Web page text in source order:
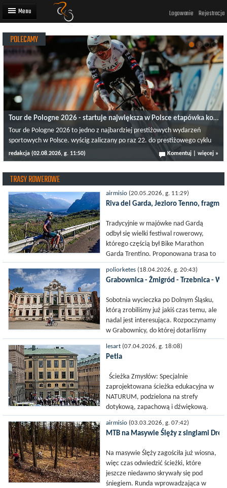
Logowanie Rejestracja
Artykuły
Trasy rowerowe
Wyścigi rowerowe
Użytkownicy
Dodaj
POLECAMY
Tour de Pologne 2026 - startuje największa w Polsce etapówka kolarska
Tour de Pologne 2026 to jedno z najbardziej prestiżowych wydarzeń
sportowych w Polsce. wyścig zaliczany po raz 22. do prestiżowego cyklu
UCI World Tour. Już wkrótce kolarze z całego globu ponownie zmierzą się
na trasach dookoła naszego kraju. Jeśli jesteś spragniony emocji
sportowych w środku lata i pięknych krajobrazów, nie możesz przegapić
tej wyjątkowej imprezy! Historia i znaczenie Tour de Pologne Tour de
Pologne to wyścig z ponad 90-letnią tradycją, sięgającą 1928 roku który
od lat przyciąga najlepszych zawodników z międzynarodowej czołówki.
Od momentu włączenia do prestiżowego kalendarza UCI World Tour,
wyścig zyskał jeszcze większą rangę, stając się obowiązkowym punktem
sezonu kolarskiego. To nie tylko rywalizacja sportowa, ale także podróż po
Polsce i po turystycznych atrakcjach naszego kraju. Trasa 2026 Trasa
wyścigu została tak ulożona, aby dać szansę zawodnikom o różnej
charakterystyce. Większośc etapó...
redakcja(02.08.2026, g. 11:50) Komentuj| więcej »
TRASY ROWEROWE
airmisio (20.05.2026, g. 11:29)
Riva del Garda, Jezioro Tenno,
Tradycyjnie w majówke nad Gardą
odbył się wielki festiwal rowerowy,
którego częścią był Bike Marathon
Garda Trentino. Proponowana trasa to
wprowadzenie w klimat rundy Extrema.
Pierwszy podjazd wyścigu, prawie 1000
m przewyższenia w...
poliorketes (18.04.2026, g. 20:43)
Grabownica - Żmigród - Trzebnica -
Sobotnia wycieczka po Dolnym Śląsku,
którą zrobiliśmy już jakiś czas temu, ale
nadal jest interesująca. Rozpoczynamy
w Grabownicy, do której dotarliśmy
samochodem. Zaczyna się tutaj droga
rowerowa prowadząca dawną trasą
kolei...
lesart (07.04.2026, g. 18:08)
Petla
Ścieżka Zmysłów: Specjalnie
zaprojektowana ścieżka edukacyjna w
NATURUM, podzielona na strefy
dotykową, zapachową i dźwiękową.
Można tam np. zdjąć buty i poczuć pod
stopami różne naturalne materiały, jak
szyszki czy piasek.
airmisio (03.03.2026, g. 07:42)
MTB na Masywie Ślęży z singlami
Na masywie Ślęży zagościła już wiosna,
więc czas odwiedzić ścieżki, które
jeszcze niedawno skrywały się pod
śniegiem. Runda wprowadzająca w